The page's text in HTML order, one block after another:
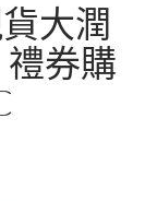
大潤
券購